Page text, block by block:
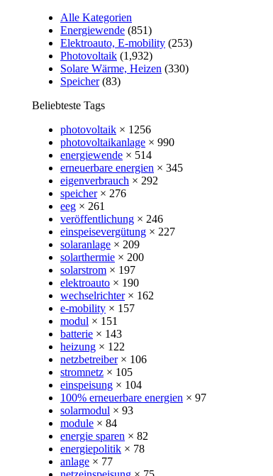
Alle Kategorien
Energiewende (851)
Elektroauto, E-mobility (253)
Photovoltaik (1,932)
Solare Wärme, Heizen (330)
Speicher (83)
Beliebteste Tags
photovoltaik × 1256
photovoltaikanlage × 990
energiewende × 514
erneuerbare energien × 345
eigenverbrauch × 292
speicher× 276
eeg × 261
veröffentlichung × 246
einspeisevergütung × 227
solaranlage × 209
solarthermie × 200
solarstrom × 197
elektroauto × 190
wechselrichter× 162
e-mobility × 157
modul × 151
batterie × 143
heizung × 122
netzbetreiber× 106
stromnetz × 105
einspeisung × 104
100% erneuerbare energien × 97
solarmodul × 93
module × 84
energie sparen × 82
energiepolitik × 78
anlage × 77